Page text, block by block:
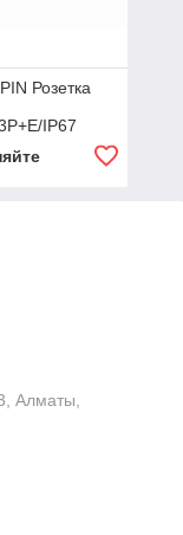
Розетка
IP67
Алматы,